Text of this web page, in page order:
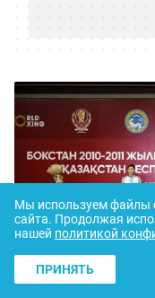
Мы используем файлы
сайта. Продолжая
нашей политикой
ПРИНЯТЬ